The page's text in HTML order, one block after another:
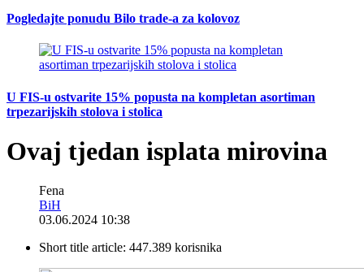
Pogledajte ponudu Bilo trade-a za kolovoz
U FIS-u ostvarite 15% popusta na kompletan asortiman
trpezarijskih stolova i stolica
Ovaj tjedan isplata mirovina
Fena
BiH
03.06.2024 10:38
Short title article: 447.389 korisnika